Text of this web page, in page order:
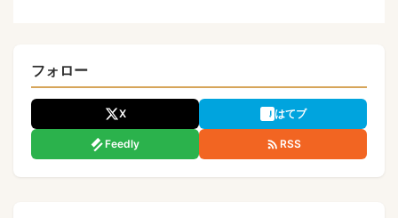
フォロー
X はてブ
Feedly RSS